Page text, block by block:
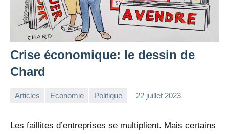
Crise économique: le dessin de
Chard
Articles Economie Politique 22 juillet 2023
Les faillites d’entreprises se multiplient. Mais certains